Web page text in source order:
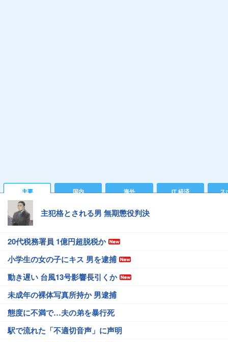
主要 国内 海外 IT 経済 ス
主犯格とされる男 無期懲役判決
20代税務署員 1億円超脱税か
小学生の女の子にキス 男を逮捕
動き遅い 台風13号影響長引くか
未成年の裸体写真所持か 男逮捕
態度に不満で…夫の弟を暴行死
駅で流れた「不適切音声」に声明